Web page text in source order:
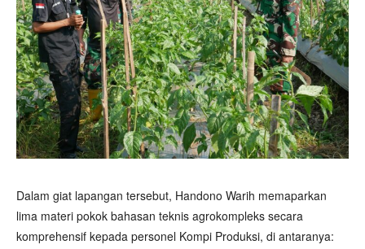
Dalam giat lapangan tersebut, Handono Warih memaparkan
lima materi pokok bahasan teknis agrokompleks secara
komprehensif kepada personel Kompi Produksi, di antaranya: